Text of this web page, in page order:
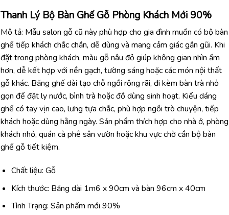
Thanh Lý Bộ Bàn Ghế Gỗ Phòng Khách Mới 90%
Mô tả: Mẫu salon gỗ cũ này phù hợp cho gia đình muốn có bộ bàn
ghế tiếp khách chắc chắn, dễ dùng và mang cảm giác gần gũi. Khi
đặt trong phòng khách, màu gỗ nâu đỏ giúp không gian nhìn ấm
hơn, dễ kết hợp với nền gạch, tường sáng hoặc các món nội thất
gỗ khác. Băng ghế dài tạo chỗ ngồi rộng rãi, đi kèm bàn trà nhỏ
gọn để đặt ly nước, bình trà hoặc đồ dùng sinh hoạt. Kiểu dáng
ghế có tay vịn cao, lưng tựa chắc, phù hợp ngồi trò chuyện, tiếp
khách hoặc dùng hằng ngày. Sản phẩm thích hợp cho nhà ở, phòng
khách nhỏ, quán cà phê sân vườn hoặc khu vực chờ cần bộ bàn
ghế gỗ tiết kiệm.
Chất liệu: Gỗ
Kích thước: Băng dài 1m6 x 90cm và bàn 96cm x 40cm
Tình Trạng: Sản phẩm mới 90%